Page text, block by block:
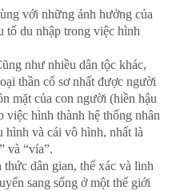
với những ảnh hưởng của
tố du nhập trong việc hình
như nhiều dân tộc khác,
thần cổ sơ nhất được người
mặt của con người (hiền hậu
hình thành hệ thống nhân
hình và cái vô hình, nhất là
và “vía”.
dân gian, thể xác và linh
sang sống ở một thế giới